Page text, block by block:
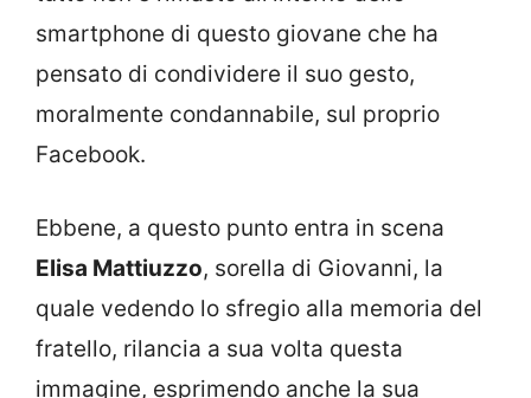
smartphone di questo giovane che ha
pensato di condividere il suo gesto,
moralmente condannabile, sul proprio
Facebook.
Ebbene, a questo punto entra in scena
Elisa Mattiuzzo, sorella di Giovanni, la
quale vedendo lo sfregio alla memoria del
fratello, rilancia a sua volta questa
immagine, esprimendo anche la sua